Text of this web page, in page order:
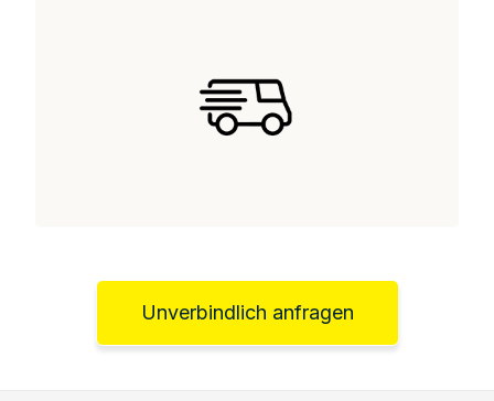
Unverbindlich anfragen